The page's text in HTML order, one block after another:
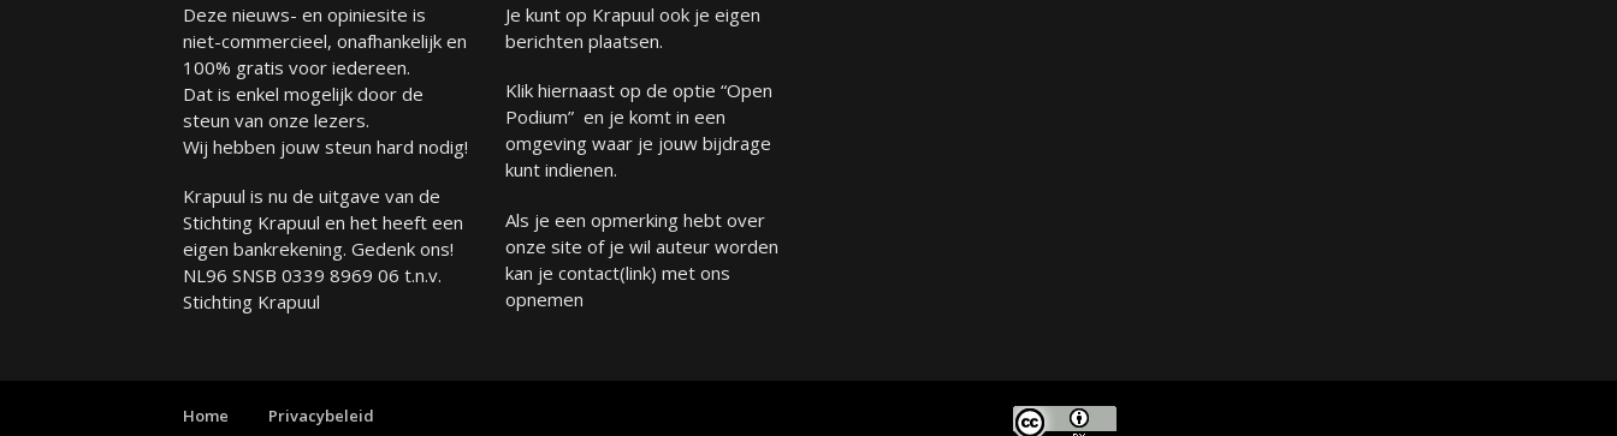
Deze nieuws- en opiniesite is
niet-commercieel, onafhankelijk en
100% gratis voor iedereen.
Dat is enkel mogelijk door de
steun van onze lezers.
Wij hebben jouw steun hard nodig!
Krapuul is nu de uitgave van de
Stichting Krapuul en het heeft een
eigen bankrekening. Gedenk ons!
NL96 SNSB 0339 8969 06 t.n.v.
Stichting Krapuul
Je kunt op Krapuul ook je eigen
berichten plaatsen.
Klik hiernaast op de optie “Open
Podium” en je komt in een
omgeving waar je jouw bijdrage
kunt indienen.
Als je een opmerking hebt over
onze site of je wil auteur worden
kan je contact(link) met ons
opnemen
Home Privacybeleid